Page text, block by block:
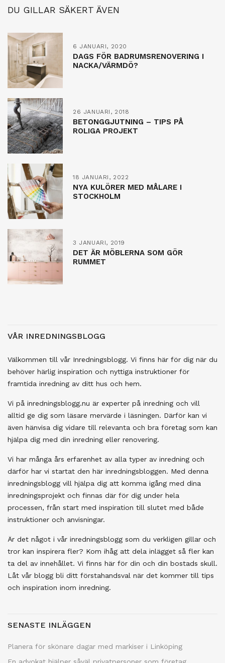
DU GILLAR SÄKERT ÄVEN
6 JANUARI, 2020
DAGS FÖR BADRUMSRENOVERING I
NACKA/VÄRMDÖ?
26 JANUARI, 2018
BETONGGJUTNING – TIPS PÅ
ROLIGA PROJEKT
18 JANUARI, 2022
NYA KULÖRER MED MÅLARE I
STOCKHOLM
3 JANUARI, 2019
DET ÄR MÖBLERNA SOM GÖR
RUMMET
VÅR INREDNINGSBLOGG
Välkommen till vår Inredningsblogg. Vi finns här för dig när du
behöver härlig inspiration och nyttiga instruktioner för
framtida inredning av ditt hus och hem.
Vi på inredningsblogg.nu är experter på inredning och vill
alltid ge dig som läsare mervärde i läsningen. Därför kan vi
även hänvisa dig vidare till relevanta och bra företag som kan
hjälpa dig med din inredning eller renovering.
Vi har många års erfarenhet av alla typer av inredning och
därför har vi startat den här inredningsbloggen. Med denna
inredningsblogg vill hjälpa dig att komma igång med dina
inredningsprojekt och finnas där för dig under hela
processen, från start med inspiration till slutet med både
instruktioner och anvisningar.
Är det något i vår inredningsblogg som du verkligen gillar och
tror kan inspirera fler? Kom ihåg att dela inlägget så fler kan
ta del av innehållet. Vi finns här för din och din bostads skull.
Låt vår blogg bli ditt förstahandsval när det kommer till tips
och inspiration inom inredning.
SENASTE INLÄGGEN
Planera för skönare dagar med markiser i Linköping